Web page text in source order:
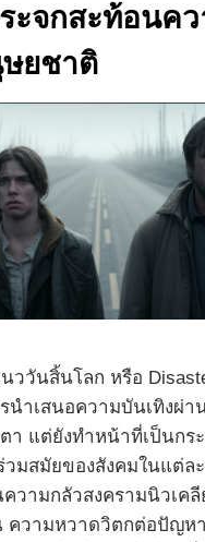
ะจกสะท้อนค
ยชาติ
ววันสิ้นโลก หรือ
รนำเสนอความบันเทิงผ่
า แต่ยังทำหน้าที่เป็นกร
วมสมัยของสังคมในแต่ล
ความกลัวสงครามนิวเคลี
ความหวาดวิตกต่อปัญห